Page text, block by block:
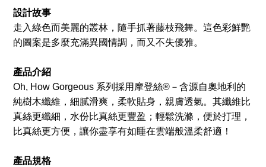
設計故事
走入綠色而美麗的叢林，隨手抓著藤枝飛舞。這色彩鮮艷
的圖案是多麼充滿異國情調，而又不失優雅。
產品介紹
Oh, How Gorgeous 系列採用摩登絲®－含源自奧地利的
純樹木纖維，細膩滑爽，柔軟貼身，親膚透氣。其纖維比
真絲更纖細，水份比真絲更豐盈；輕鬆洗滌，便於打理，
比真絲更方便，讓你盡享有如睡在雲端般溫柔舒適！
產品規格